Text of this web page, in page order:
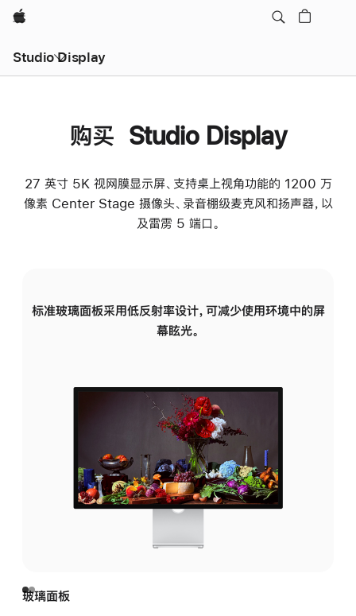
Apple
Studio Display
购买 Studio Display
27 英寸 5K 视网膜显示屏、支持桌上视角功能的 1200 万
像素 Center Stage 摄像头、录音棚级麦克风和扬声器，以
及雷雳 5 端口。
标准玻璃面板采用低反射率设计，可减少使用环境中的屏
幕眩光。
玻璃面板